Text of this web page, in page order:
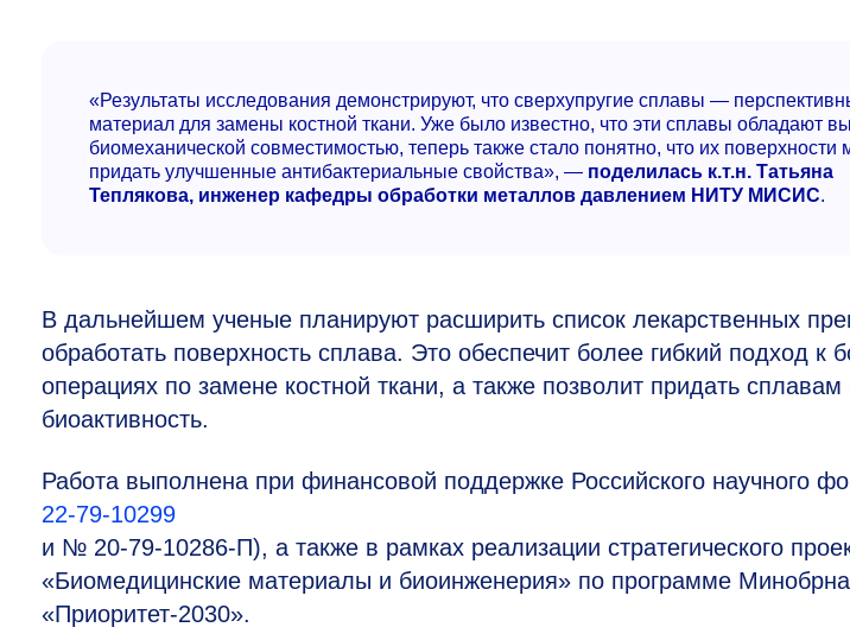
«Результаты исследования демонстрируют, что сверхупругие сплавы —
материал для замены костной ткани. Уже было известно, что эти сплавы обладают
биомеханической совместимостью, теперь также стало понятно, что их поверхности
придать улучшенные антибактериальные свойства», — поделилась к.т.н. Татьяна
Теплякова, инженер кафедры обработки металлов давлением НИТУ МИСИС.
В дальнейшем ученые планируют расширить список лекарственных
обработать поверхность сплава. Это обеспечит более гибкий подход к
операциях по замене костной ткани, а также позволит придать
биоактивность.
Работа выполнена при финансовой поддержке Российского научного
22-79-10299
и № 20-79-10286-П), а также в рамках реализации стратегического
«Биомедицинские материалы и биоинженерия» по программе
«Приоритет-2030».